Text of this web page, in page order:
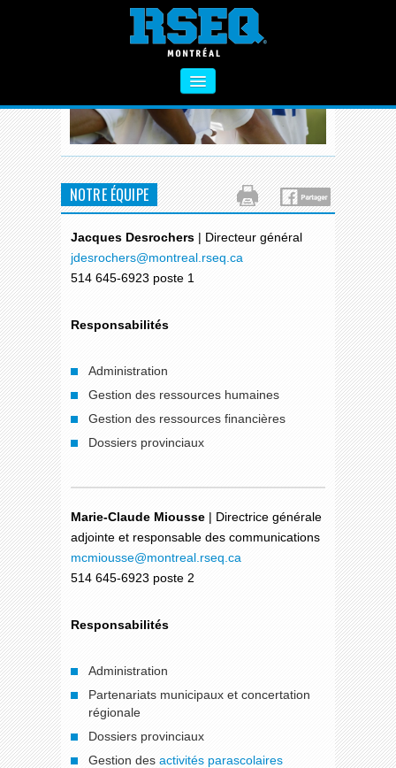
À PROPOS
SECTEUR PRIMAIRE
SECTEUR SECONDAIRE
VIE SAINE
FORMATIONS
ACTIVITÉS COMPLÉMENTAIRES
NOUS CONTACTER
NOTRE ÉQUIPE
Jacques Desrochers | Directeur général
jdesrochers@montreal.rseq.ca
514 645-6923 poste 1
Responsabilités
Administration
Gestion des ressources humaines
Gestion des ressources financières
Dossiers provinciaux
Marie-Claude Miousse | Directrice générale
adjointe et responsable des communications
mcmiousse@montreal.rseq.ca
514 645-6923 poste 2
Responsabilités
Administration
Partenariats municipaux et concertation
régionale
Dossiers provinciaux
Gestion des activités parascolaires